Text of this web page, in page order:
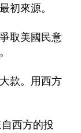
初來源。
取美國民意
款。用西方
西方的投